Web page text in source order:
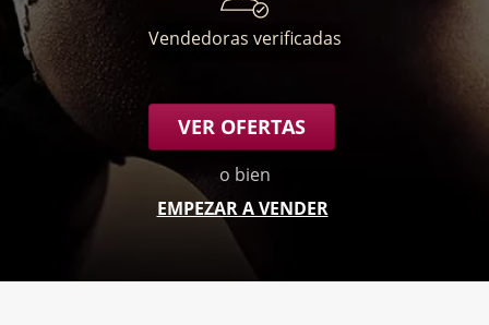
Vendedoras verificadas
VER OFERTAS
o bien
EMPEZAR A VENDER